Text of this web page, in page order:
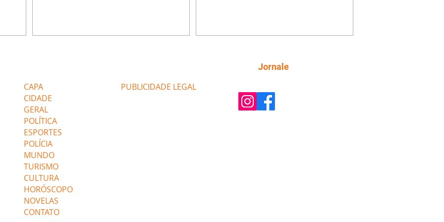
de
termina o relacionamento dos dois.
comentam sobre a possível jazida de
tungstênio na região. Virgínia provoca
CAPA
CIDADE
GERAL
POLÍTICA
ESPORTES
POLÍCIA
MUNDO
TURISMO
CULTURA
HORÓSCOPO
NOVELAS
CONTATO
PUBLICIDADE LEGAL
Jornale